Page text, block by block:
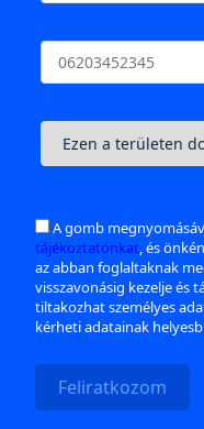
A gomb
tájékoztatónkat, és
az abban foglaltaknak
visszavonásig kezelje és
tiltakozhat személyes
kérheti adatainak
Feliratkozom